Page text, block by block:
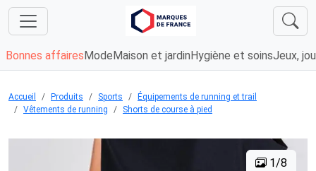
Bonnes affaires Mode Maison et jardin Hygiène et soinsJeux,
Accueil Produits Sports
Équipements de running et trail
Vêtements de running
Shorts de course à pied
1/8